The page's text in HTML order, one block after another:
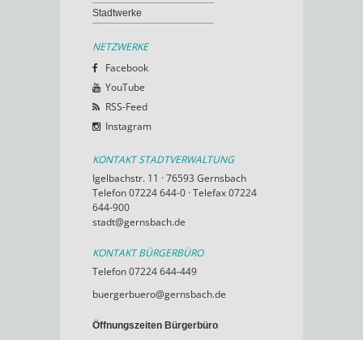
Stadtwerke
NETZWERKE
Facebook
YouTube
RSS-Feed
Instagram
KONTAKT STADTVERWALTUNG
Igelbachstr. 11 · 76593 Gernsbach
Telefon 07224 644-0 · Telefax 07224
644-900
stadt@gernsbach.de
KONTAKT BÜRGERBÜRO
Telefon 07224 644-449
buergerbuero@gernsbach.de
Öffnungszeiten Bürgerbüro